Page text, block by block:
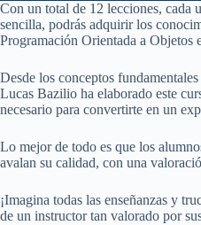
Con un total de 12 lecciones, cada
sencilla, podrás adquirir los
Programación Orientada a Objetos
Desde los conceptos
Lucas Bazilio ha elaborado este
necesario para convertirte en un
Lo mejor de todo es que los
avalan su calidad, con una
¡Imagina todas las enseñanzas y
de un instructor tan valorado por